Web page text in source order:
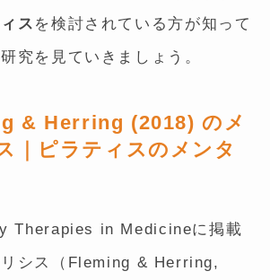
ス を検討されている方が知って
究を見ていきましょう。
& Herring (2018) のメ
｜ピラティスのメンタ
Therapies in Medicineに掲載
リシス（Fleming & Herring,